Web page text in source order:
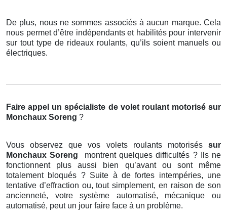
De plus, nous ne sommes associés à aucun marque. Cela
nous permet d’être indépendants et habilités pour intervenir
sur tout type de rideaux roulants, qu’ils soient manuels ou
électriques.
Faire appel un spécialiste de volet roulant motorisé sur
Monchaux Soreng ?
Vous observez que vos volets roulants motorisés sur
Monchaux Soreng
montrent quelques difficultés ? Ils ne
fonctionnent plus aussi bien qu’avant ou sont même
totalement bloqués ? Suite à de fortes intempéries, une
tentative d’effraction ou, tout simplement, en raison de son
ancienneté, votre système automatisé, mécanique ou
automatisé, peut un jour faire face à un problème.